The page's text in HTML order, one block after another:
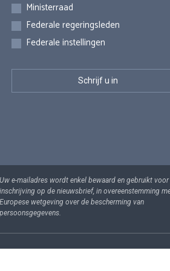
Ministerraad
Federale regeringsleden
Federale instellingen
Uw e-mailadres wordt enkel bewaard en gebruikt voor
inschrijving op de nieuwsbrief, in overeenstemming
Europese wetgeving over de bescherming van
persoonsgegevens.